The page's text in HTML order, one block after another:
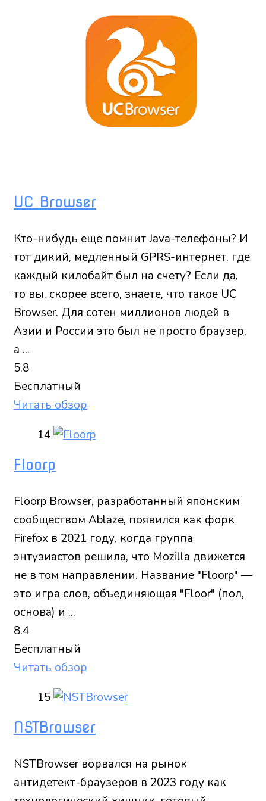
UC Browser
Кто-нибудь еще помнит Java-телефоны? И
тот дикий, медленный GPRS-интернет, где
каждый килобайт был на счету? Если да,
то вы, скорее всего, знаете, что такое UC
Browser. Для сотен миллионов людей в
Азии и России это был не просто браузер,
а ...
5.8
Бесплатный
Читать обзор
14
Floorp
Floorp Browser, разработанный японским
сообществом Ablaze, появился как форк
Firefox в 2021 году, когда группа
энтузиастов решила, что Mozilla движется
не в том направлении. Название "Floorp" —
это игра слов, объединяющая "Floor" (пол,
основа) и ...
8.4
Бесплатный
Читать обзор
15
NSTBrowser
NSTBrowser ворвался на рынок
антидетект-браузеров в 2023 году как